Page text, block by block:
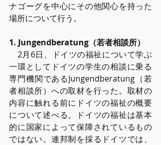
ナゴーグを中⼼にその他関⼼を持った
場所について⾏う。
1. Jungendberatung（若者相談所）
2⽉6⽇、ドイツの福祉について学ぶ
⼀環としてドイツの学⽣の相談に乗る
専⾨機関であるJungendberatung（若
者相談所）への取材を⾏った。取材の
内容に触れる前にドイツの福祉の概要
について述べる。ドイツの福祉は基本
的に国家によって保障されているもの
ではない。連邦制を採るドイツでは、